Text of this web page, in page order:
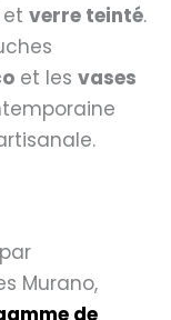
et verre teinté.
et les vases
Murano,